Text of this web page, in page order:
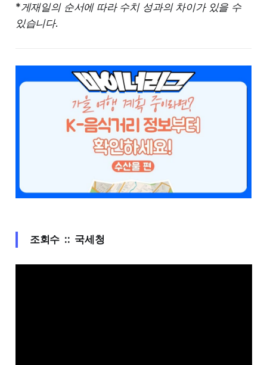
*게재일의 순서에 따라 수치 성과의 차이가 있을 수
있습니다.
조회수 :: 국세청